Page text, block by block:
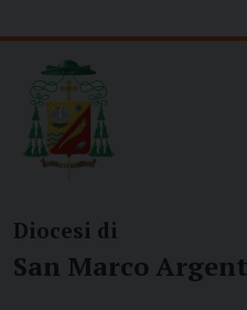
Diocesi di
San Marco